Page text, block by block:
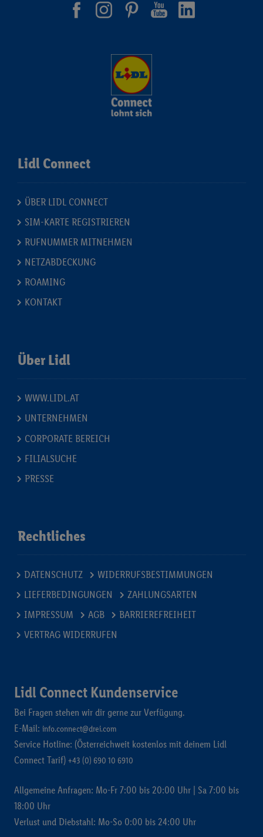
Lidl Connect
ÜBER LIDL CONNECT
SIM-KARTE REGISTRIEREN
RUFNUMMER MITNEHMEN
NETZABDECKUNG
ROAMING
KONTAKT
Über Lidl
WWW.LIDL.AT
UNTERNEHMEN
CORPORATE BEREICH
FILIALSUCHE
PRESSE
Rechtliches
DATENSCHUTZ
WIDERRUFSBESTIMMUNGEN
LIEFERBEDINGUNGEN
ZAHLUNGSARTEN
IMPRESSUM
AGB
BARRIEREFREIHEIT
VERTRAG WIDERRUFEN
Lidl Connect Kundenservice
Bei Fragen stehen wir dir gerne zur Verfügung.
E-Mail: info.connect@drei.com
Service Hotline: (Österreichweit kostenlos mit deinem Lidl
Connect Tarif) +43 (0) 690 10 6910
Allgemeine Anfragen: Mo-Fr 7:00 bis 20:00 Uhr | Sa 7:00 bis
18:00 Uhr
Verlust und Diebstahl: Mo-So 0:00 bis 24:00 Uhr